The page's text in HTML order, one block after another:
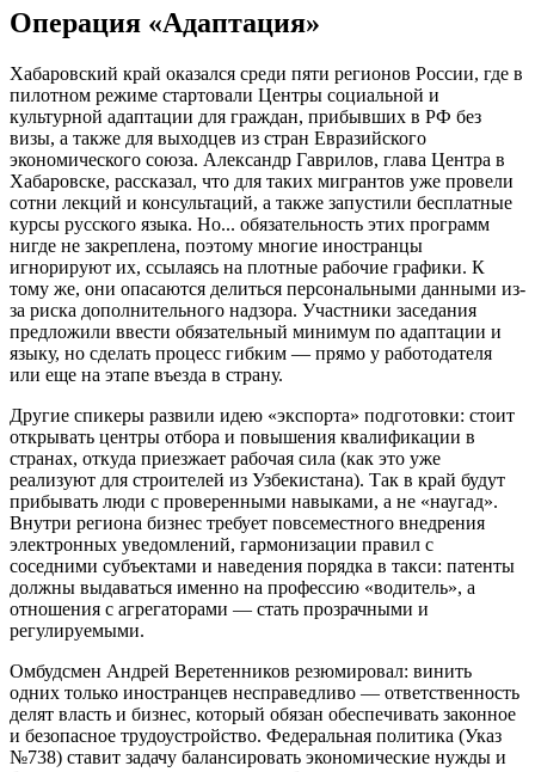
Операция «Адаптация»
Хабаровский край оказался среди пяти регионов России, где в
пилотном режиме стартовали Центры социальной и
культурной адаптации для граждан, прибывших в РФ без
визы, а также для выходцев из стран Евразийского
экономического союза. Александр Гаврилов, глава Центра в
Хабаровске, рассказал, что для таких мигрантов уже провели
сотни лекций и консультаций, а также запустили бесплатные
курсы русского языка. Но... обязательность этих программ
нигде не закреплена, поэтому многие иностранцы
игнорируют их, ссылаясь на плотные рабочие графики. К
тому же, они опасаются делиться персональными данными из-
за риска дополнительного надзора. Участники заседания
предложили ввести обязательный минимум по адаптации и
языку, но сделать процесс гибким — прямо у работодателя
или еще на этапе въезда в страну.
Другие спикеры развили идею «экспорта» подготовки: стоит
открывать центры отбора и повышения квалификации в
странах, откуда приезжает рабочая сила (как это уже
реализуют для строителей из Узбекистана). Так в край будут
прибывать люди с проверенными навыками, а не «наугад».
Внутри региона бизнес требует повсеместного внедрения
электронных уведомлений, гармонизации правил с
соседними субъектами и наведения порядка в такси: патенты
должны выдаваться именно на профессию «водитель», а
отношения с агрегаторами — стать прозрачными и
регулируемыми.
Омбудсмен Андрей Веретенников резюмировал: винить
одних только иностранцев несправедливо — ответственность
делят власть и бизнес, который обязан обеспечивать законное
и безопасное трудоустройство. Федеральная политика (Указ
№738) ставит задачу балансировать экономические нужды и